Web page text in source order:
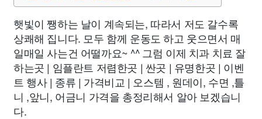
햇빛이 쨍하는 날이 계속되는, 따라서 저도 갈수록
상쾌해 집니다. 모두 함께 운동도 하고 웃으면서 매
일매일 사는건 어떨까요~ ^^ 그럼 이제 치과 치료 잘
하는곳 | 임플란트 저렴한곳 | 싼곳 | 유명한곳 | 이벤
트 행사 | 종류 | 가격비교 | 오스템 , 원데이, 수면 ,틀
니 ,앞니, 어금니 가격을 총정리해서 알아 보겠습니
다.